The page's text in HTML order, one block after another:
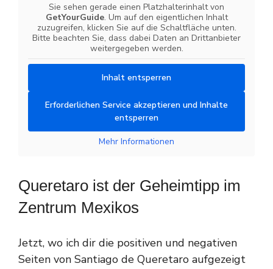
Sie sehen gerade einen Platzhalterinhalt von
GetYourGuide. Um auf den eigentlichen Inhalt
zuzugreifen, klicken Sie auf die Schaltfläche unten.
Bitte beachten Sie, dass dabei Daten an Drittanbieter
weitergegeben werden.
Inhalt entsperren
Erforderlichen Service akzeptieren und Inhalte
entsperren
Mehr Informationen
Queretaro ist der Geheimtipp im
Zentrum Mexikos
Jetzt, wo ich dir die positiven und negativen
Seiten von Santiago de Queretaro aufgezeigt